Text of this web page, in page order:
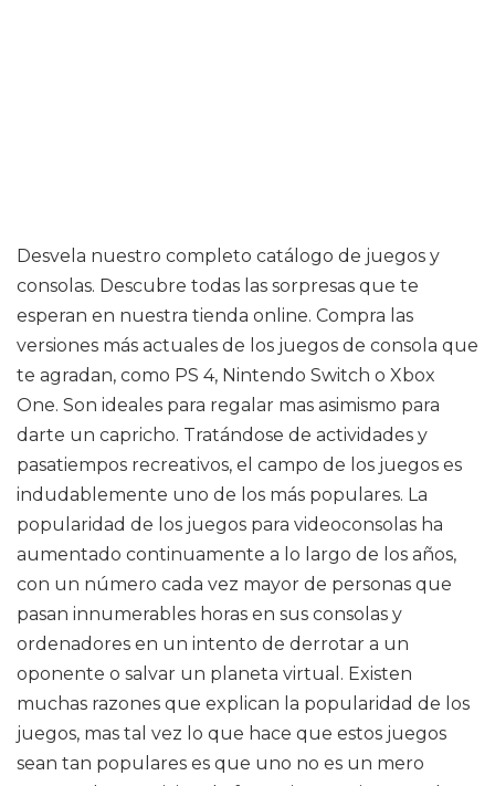
Desvela nuestro completo catálogo de juegos y
consolas. Descubre todas las sorpresas que te
esperan en nuestra tienda online. Compra las
versiones más actuales de los juegos de consola que
te agradan, como PS 4, Nintendo Switch o Xbox
One. Son ideales para regalar mas asimismo para
darte un capricho. Tratándose de actividades y
pasatiempos recreativos, el campo de los juegos es
indudablemente uno de los más populares. La
popularidad de los juegos para videoconsolas ha
aumentado continuamente a lo largo de los años,
con un número cada vez mayor de personas que
pasan innumerables horas en sus consolas y
ordenadores en un intento de derrotar a un
oponente o salvar un planeta virtual. Existen
muchas razones que explican la popularidad de los
juegos, mas tal vez lo que hace que estos juegos
sean tan populares es que uno no es un mero